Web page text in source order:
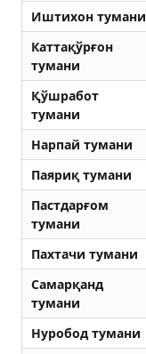
Иштихон тумани
Каттақўрғон
тумани
Қўшработ
тумани
Нарпай тумани
Паяриқ тумани
Пастдарғом
тумани
Пахтачи тумани
Самарқанд
тумани
Нуробод тумани